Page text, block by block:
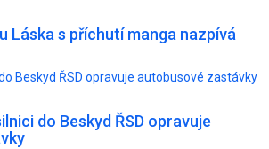
Láska s příchutí manga nazpívá
Beskyd ŘSD opravuje autobusové zastávky
do Beskyd ŘSD opravuje